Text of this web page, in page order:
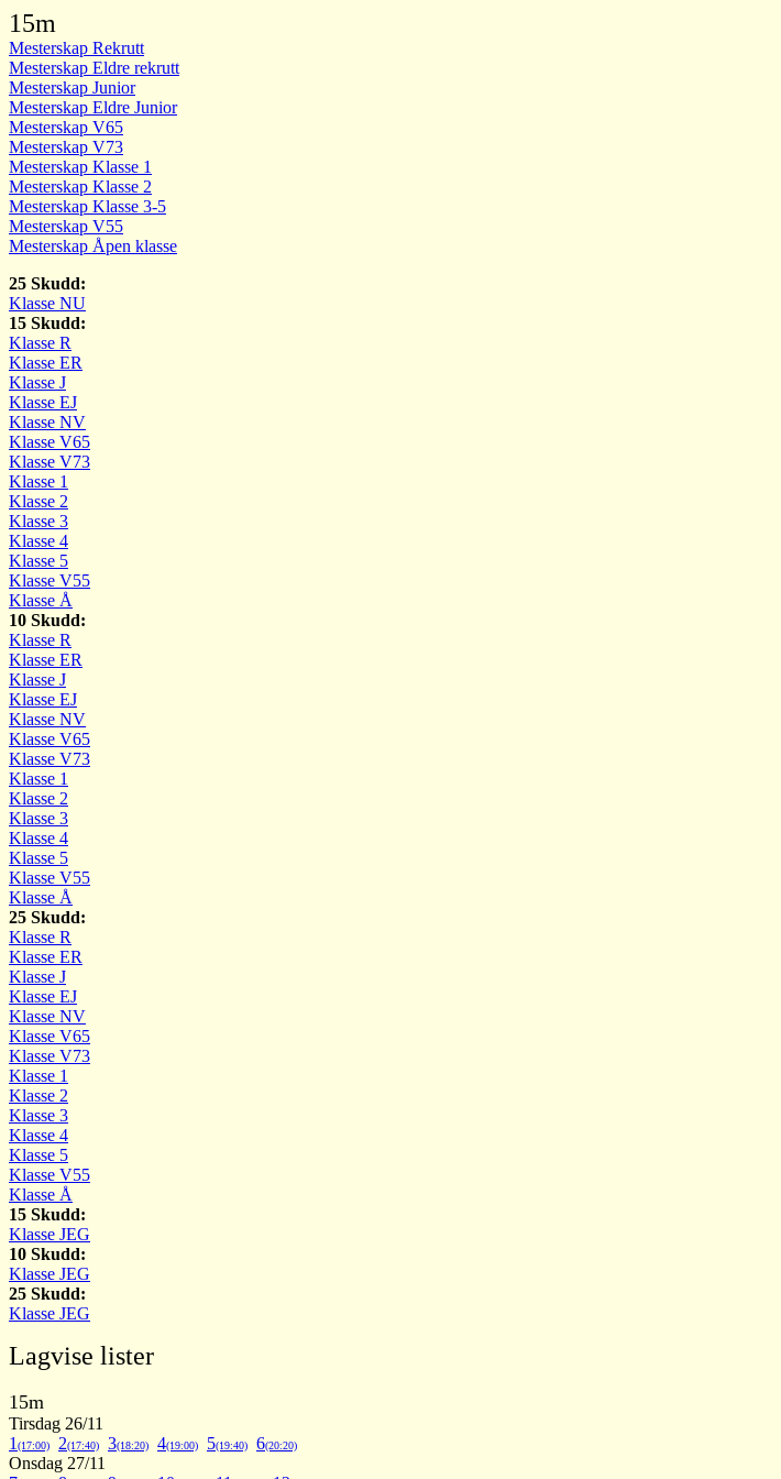
15m
Mesterskap Rekrutt
Mesterskap Eldre rekrutt
Mesterskap Junior
Mesterskap Eldre Junior
Mesterskap V65
Mesterskap V73
Mesterskap Klasse 1
Mesterskap Klasse 2
Mesterskap Klasse 3-5
Mesterskap V55
Mesterskap Åpen klasse
25 Skudd:
Klasse NU
15 Skudd:
Klasse R
Klasse ER
Klasse J
Klasse EJ
Klasse NV
Klasse V65
Klasse V73
Klasse 1
Klasse 2
Klasse 3
Klasse 4
Klasse 5
Klasse V55
Klasse Å
10 Skudd:
Klasse R
Klasse ER
Klasse J
Klasse EJ
Klasse NV
Klasse V65
Klasse V73
Klasse 1
Klasse 2
Klasse 3
Klasse 4
Klasse 5
Klasse V55
Klasse Å
25 Skudd:
Klasse R
Klasse ER
Klasse J
Klasse EJ
Klasse NV
Klasse V65
Klasse V73
Klasse 1
Klasse 2
Klasse 3
Klasse 4
Klasse 5
Klasse V55
Klasse Å
15 Skudd:
Klasse JEG
10 Skudd:
Klasse JEG
25 Skudd:
Klasse JEG
Lagvise lister
15m
Tirsdag 26/11
1 (17:00) 2(17:40) 3(18:20) 4(19:00) 5(19:40) 6(20:20)
Onsdag 27/11